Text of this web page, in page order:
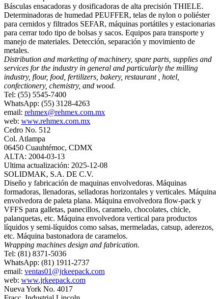
Básculas ensacadoras y dosificadoras de alta precisión THIELE.
Determinadoras de humedad PEUFFER, telas de nylon o poliéster
para cernidos y filtrados SEFAR, máquinas portátiles y estacionarias
para cerrar todo tipo de bolsas y sacos. Equipos para transporte y
manejo de materiales. Detección, separación y movimiento de
metales.
Distribution and marketing of machinery, spare parts, supplies and
services for the industry in general and particularly the milling
industry, flour, food, fertilizers, bakery, restaurant , hotel,
confectionery, chemistry, and wood.
Tel: (55) 5545-7400
WhatsApp: (55) 3128-4263
email: rehmex@rehmex.com.mx
web: www.rehmex.com.mx
Cedro No. 512
Col. Atlampa
06450 Cuauhtémoc, CDMX
ALTA: 2004-03-13
Ultima actualización: 2025-12-08
SOLIDMAK, S.A. DE C.V.
Diseño y fabricación de maquinas envolvedoras. Máquinas
formadoras, llenadoras, selladoras horizontales y verticales. Máquina
envolvedora de paleta plana. Máquina envolvedora flow-pack y
VFFS para galletas, panecillos, caramelo, chocolates, chicle,
palanquetas, etc. Máquina envolvedora vertical para productos
líquidos y semi-líquidos como salsas, mermeladas, catsup, aderezos,
etc. Máquina bastonadora de caramelos.
Wrapping machines design and fabrication.
Tel: (81) 8371-5036
WhatsApp: (81) 1911-2737
email: ventas01@jrkeepack.com
web: www.jrkeepack.com
Nueva York No. 4017